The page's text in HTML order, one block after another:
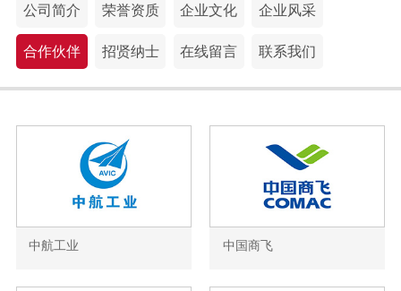
公司简介 荣誉资质 企业文化 企业风采
合作伙伴 招贤纳士 在线留言 联系我们
中航工业 中国商飞